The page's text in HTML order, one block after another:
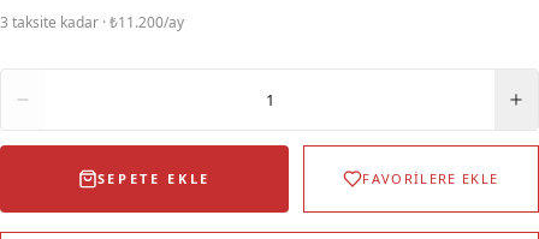
3 taksite kadar · ₺11.200/ay
1
SEPETE EKLE FAVORİLERE EKLE